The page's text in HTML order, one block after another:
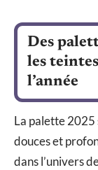
Des
les
l’année
La palette 2025
douces et
dans l’univers